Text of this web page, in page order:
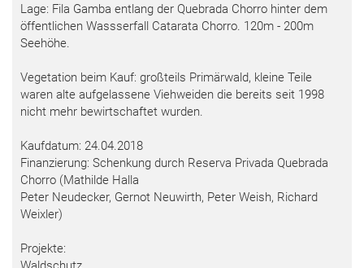
Lage: Fila Gamba entlang der Quebrada Chorro hinter dem
öffentlichen Wassserfall Catarata Chorro. 120m - 200m
Seehöhe.
Vegetation beim Kauf: großteils Primärwald, kleine Teile
waren alte aufgelassene Viehweiden die bereits seit 1998
nicht mehr bewirtschaftet wurden.
Kaufdatum: 24.04.2018
Finanzierung: Schenkung durch Reserva Privada Quebrada
Chorro (Mathilde Halla
Peter Neudecker, Gernot Neuwirth, Peter Weish, Richard
Weixler)
Projekte: